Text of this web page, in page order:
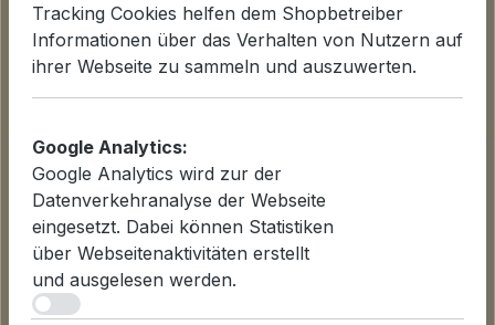
Informationen
Datenschutzerklärung
Lieferinformationen
Zahlungsarten
AGB
Widerrufsbelehrung
Tracking Cookies helfen dem Shopbetreiber
Informationen über das Verhalten von Nutzern auf
ihrer Webseite zu sammeln und auszuwerten.
Google Analytics:
Google Analytics wird zur der
Datenverkehranalyse der Webseite
eingesetzt. Dabei können Statistiken
über Webseitenaktivitäten erstellt
und ausgelesen werden.